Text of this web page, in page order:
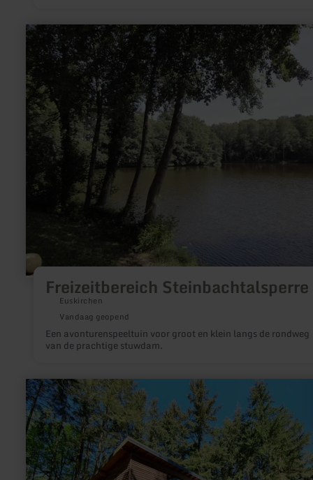
Freizeitbereich Steinbachtalsperre
Euskirchen
Vandaag geopend
Een avonturenspeeltuin voor groot en klein langs de rondweg
van de prachtige stuwdam.
meer
informatie
over:
Freizeitbereich
Steinbachtalsperre
meer
informatie
over:
Spielplatz
an
der
"Drei
Eichen
Hütte"